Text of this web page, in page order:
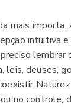
mais
intuitiva e
deuses,
no controle,